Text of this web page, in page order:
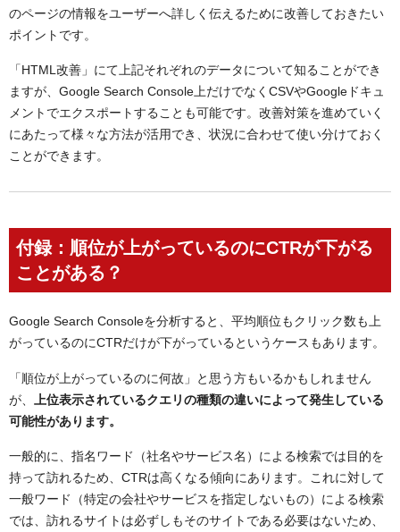
のページの情報をユーザーへ詳しく伝えるために改善しておきたい
ポイントです。
「HTML改善」にて上記それぞれのデータについて知ることができ
ますが、Google Search Console上だけでなくCSVやGoogleドキュ
メントでエクスポートすることも可能です。改善対策を進めていく
にあたって様々な方法が活用でき、状況に合わせて使い分けておく
ことができます。
付録：順位が上がっているのにCTRが下がる
ことがある？
Google Search Consoleを分析すると、平均順位もクリック数も上
がっているのにCTRだけが下がっているというケースもあります。
「順位が上がっているのに何故」と思う方もいるかもしれません
が、
上位表示されているクエリの種類の違いによって発生している
可能性があります。
一般的に、指名ワード（社名やサービス名）による検索では目的を
持って訪れるため、CTRは高くなる傾向にあります。これに対して
一般ワード（特定の会社やサービスを指定しないもの）による検索
では、訪れるサイトは必ずしもそのサイトである必要はないため、